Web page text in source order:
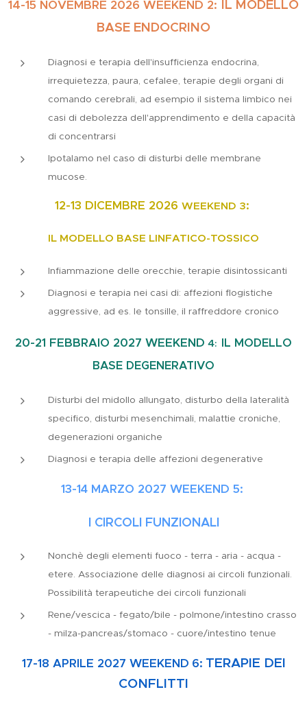
14-15 NOVEMBRE 2026 WEEKEND 2:
IL MODELLO
BASE ENDOCRINO
Diagnosi e terapia dell'insufficienza endocrina,
irrequietezza, paura, cefalee, terapie degli organi di
comando cerebrali, ad esempio il sistema limbico nei
casi di debolezza dell'apprendimento e della capacità
di concentrarsi
Ipotalamo nel caso di disturbi delle membrane
mucose.
12-13 DICEMBRE 2026 WEEKEND 3:
IL MODELLO BASE LINFATICO-TOSSICO
Infiammazione delle orecchie, terapie disintossicanti
Diagnosi e terapia nei casi di: affezioni flogistiche
aggressive, ad es. le tonsille, il raffreddore cronico
20-21 FEBBRAIO 2027 WEEKEND 4: IL MODELLO
BASE DEGENERATIVO
Disturbi del midollo allungato, disturbo della lateralità
specifico, disturbi mesenchimali, malattie croniche,
degenerazioni organiche
Diagnosi e terapia delle affezioni degenerative
13-14 MARZO 2027 WEEKEND 5:
I CIRCOLI FUNZIONALI
Nonchè degli elementi fuoco - terra - aria - acqua -
etere. Associazione delle diagnosi ai circoli funzionali.
Possibilità terapeutiche dei circoli funzionali
Rene/vescica - fegato/bile - polmone/intestino crasso
- milza-pancreas/stomaco - cuore/intestino tenue
17-18 APRILE 2027 WEEKEND 6: TERAPIE DEI
CONFLITTI